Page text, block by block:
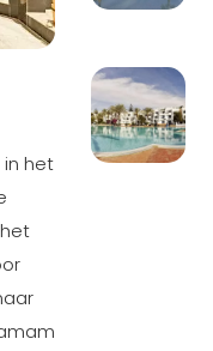
in het